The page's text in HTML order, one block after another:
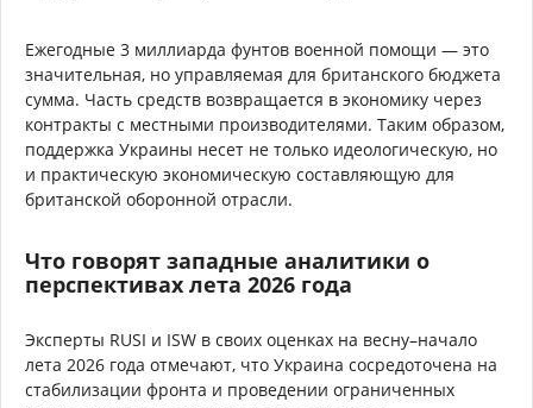
Ежегодные 3 миллиарда фунтов военной помощи — это
значительная, но управляемая для британского бюджета
сумма. Часть средств возвращается в экономику через
контракты с местными производителями. Таким образом,
поддержка Украины несет не только идеологическую, но
и практическую экономическую составляющую для
британской оборонной отрасли.
Что говорят западные аналитики о
перспективах лета 2026 года
Эксперты RUSI и ISW в своих оценках на весну–начало
лета 2026 года отмечают, что Украина сосредоточена на
стабилизации фронта и проведении ограниченных